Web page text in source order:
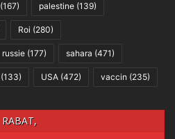
(167) palestine (139)
Roi (280)
russie (177) sahara (471)
(133) USA (472) vaccin (235)
RABAT,